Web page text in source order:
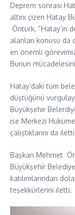
Deprem sonrası
altını çizen Hatay
Öntürk, “Hatay’ın
alanları konusu da
en önemli
Bunun
Hatay’daki tüm
düştüğünü
Büyükşehir
ise Merkezi
çalıştıklarını da
Başkan Mehmet
Büyükşehir
katılımlarından
teşekkürlerini iletti.